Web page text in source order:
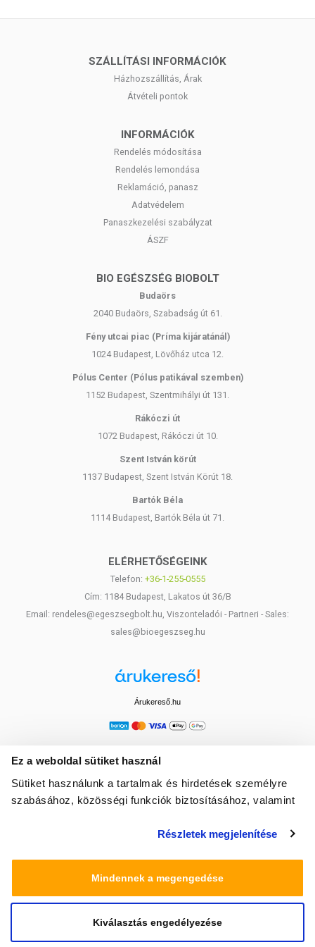
Ez a weboldal sütiket használ
Sütiket használunk a tartalmak és hirdetések személyre
szabásához, közösségi funkciók biztosításához, valamint
média-, hirdető- és elemező partnereinkkel megosztjuk az
amelyeket Ön adott meg számukra vagy az Ön által
használt más szolgáltatásokból gyűjtöttek.
Részletek megjelenítése
Mindennek a megengedése
Kiválasztás engedélyezése
SZÁLLÍTÁSI INFORMÁCIÓK
Házhozszállítás, Árak
Átvételi pontok
INFORMÁCIÓK
Rendelés módosítása
Rendelés lemondása
Reklamáció, panasz
Adatvédelem
Panaszkezelési szabályzat
ÁSZF
BIO EGÉSZSÉG BIOBOLT
Budaörs
2040 Budaörs, Szabadság út 61.
Fény utcai piac (Príma kijáratánál)
1024 Budapest, Lövőház utca 12.
Pólus Center (Pólus patikával szemben)
1152 Budapest, Szentmihályi út 131.
Rákóczi út
1072 Budapest, Rákóczi út 10.
Szent István körút
1137 Budapest, Szent István Körút 18.
Bartók Béla
1114 Budapest, Bartók Béla út 71.
ELÉRHETŐSÉGEINK
Telefon: +36-1-255-0555
Cím: 1184 Budapest, Lakatos út 36/B
Email: rendeles@egeszsegbolt.hu, Viszonteladói - Partneri - Sales:
sales@bioegeszseg.hu
Árukereső.hu